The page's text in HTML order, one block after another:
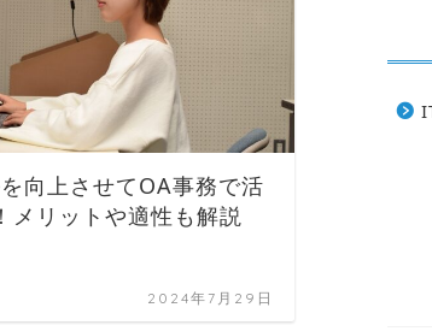
向上させてOA事務で活
メリットや適性も解説
2024年7月29日
リ